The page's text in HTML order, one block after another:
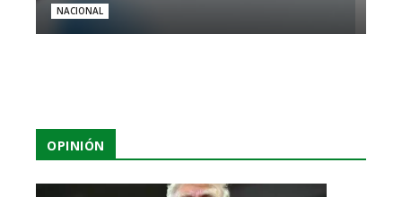
NACIONAL
OPINIÓN